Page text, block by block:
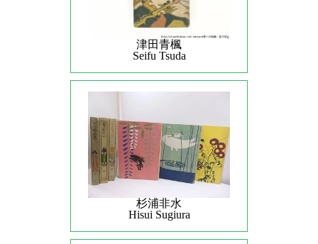
津田青楓
Seifu Tsuda
杉浦非水
Hisui Sugiura